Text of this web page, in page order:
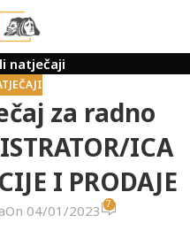
natječaji
za radno
ICA
I PRODAJE
On 04/01/2023 7